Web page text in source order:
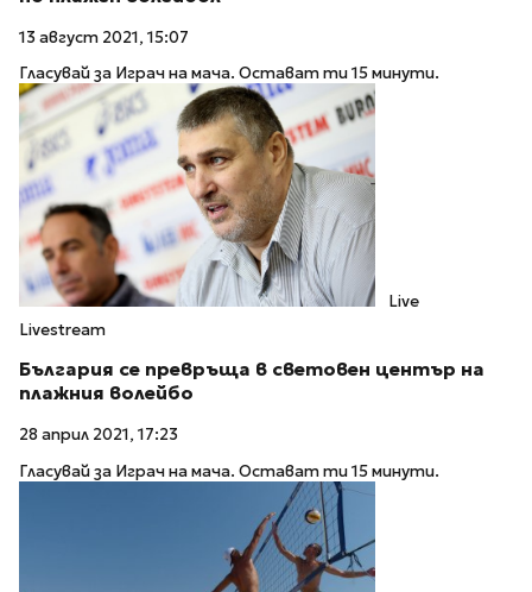
13 август 2021, 15:07
Гласувай за Играч на мача. Остават ти 15 минути.
Live
Livestream
България се превръща в световен център на
плажния волейбо
28 април 2021, 17:23
Гласувай за Играч на мача. Остават ти 15 минути.